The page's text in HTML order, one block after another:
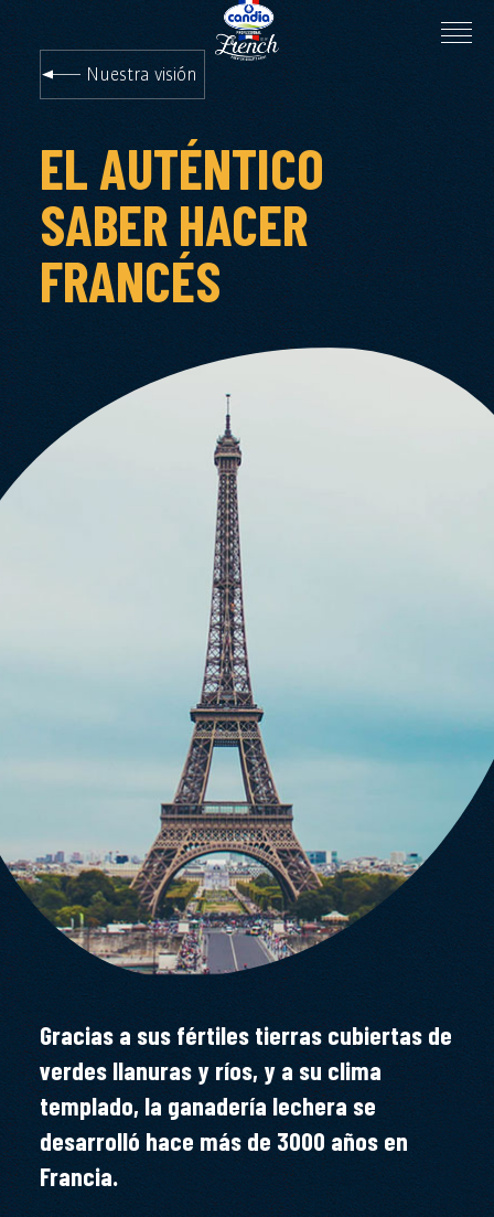
Nuestra visión
EL AUTÉNTICO
SABER HACER
FRANCÉS
Gracias a sus fértiles tierras cubiertas de
verdes llanuras y ríos, y a su clima
templado, la ganadería lechera se
desarrolló hace más de 3000 años en
Francia.